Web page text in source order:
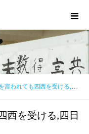
ても四西を受ける,四日市西合格Sくん
西を受ける,四日